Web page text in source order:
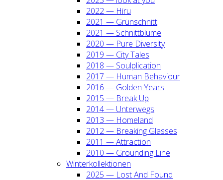
2022 — Hiru
2021 — Grün­schnitt
2021 — Schnitt­blu­me
2020 — Pure Diver­si­ty
2019 — City Tales
2018 — Soul­pli­ca­ti­on
2017 — Human Beha­viour
2016 — Gol­den Years
2015 — Break Up
2014 — Unter­wegs
2013 — Home­land
2012 — Brea­king Glas­ses
2011 — Attrac­tion
2010 — Groun­ding Line
Win­ter­kol­lek­tio­nen
2025 — Lost And Found